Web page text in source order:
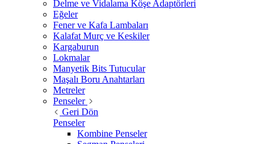
Delme ve Vidalama Köşe Adaptörleri
Eğeler
Fener ve Kafa Lambaları
Kalafat Murç ve Keskiler
Kargaburun
Lokmalar
Manyetik Bits Tutucular
Maşalı Boru Anahtarları
Metreler
Penseler
Geri Dön
Penseler
Kombine Penseler